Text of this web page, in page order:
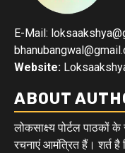
E-Mail:
Website:
ABOUT
लोकसाक्ष्य पोर्टल पाठकों
रचनाएं आमंत्रित हैं। शर्त